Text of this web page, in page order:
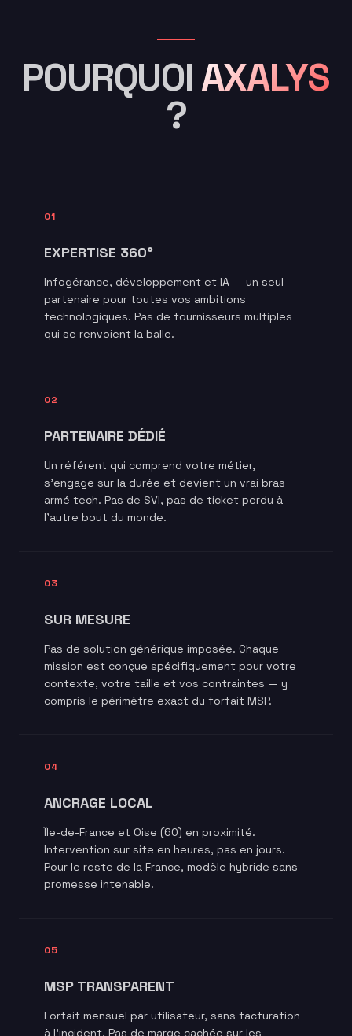
POURQUOI AXALYS
?
01
EXPERTISE 360°
Infogérance, développement et IA — un seul
partenaire pour toutes vos ambitions
technologiques. Pas de fournisseurs multiples
qui se renvoient la balle.
02
PARTENAIRE DÉDIÉ
Un référent qui comprend votre métier,
s'engage sur la durée et devient un vrai bras
armé tech. Pas de SVI, pas de ticket perdu à
l'autre bout du monde.
03
SUR MESURE
Pas de solution générique imposée. Chaque
mission est conçue spécifiquement pour votre
contexte, votre taille et vos contraintes — y
compris le périmètre exact du forfait MSP.
04
ANCRAGE LOCAL
Île-de-France et Oise (60) en proximité.
Intervention sur site en heures, pas en jours.
Pour le reste de la France, modèle hybride sans
promesse intenable.
05
MSP TRANSPARENT
Forfait mensuel par utilisateur, sans facturation
à l'incident. Pas de marge cachée sur les